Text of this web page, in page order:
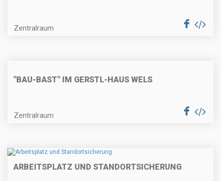
Zentralraum
"BAU-BAST" IM GERSTL-HAUS WELS
Zentralraum
ARBEITSPLATZ UND STANDORTSICHERUNG